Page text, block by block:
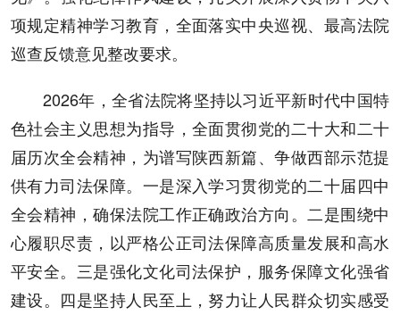
项规定精神学习教育，全面落实中央巡视、最高法院
巡查反馈意见整改要求。
2026年，全省法院将坚持以习近平新时代中国特
色社会主义思想为指导，全面贯彻党的二十大和二十
届历次全会精神，为谱写陕西新篇、争做西部示范提
供有力司法保障。一是深入学习贯彻党的二十届四中
全会精神，确保法院工作正确政治方向。二是围绕中
心履职尽责，以严格公正司法保障高质量发展和高水
平安全。三是强化文化司法保护，服务保障文化强省
建设。四是坚持人民至上，努力让人民群众切实感受